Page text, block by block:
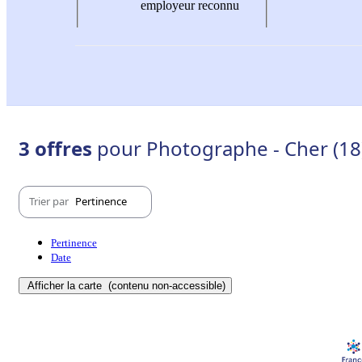
employeur reconnu
3 offres pour Photographe - Cher
Trier par Pertinence
Pertinence
Date
Afficher la carte (contenu non-accessible)